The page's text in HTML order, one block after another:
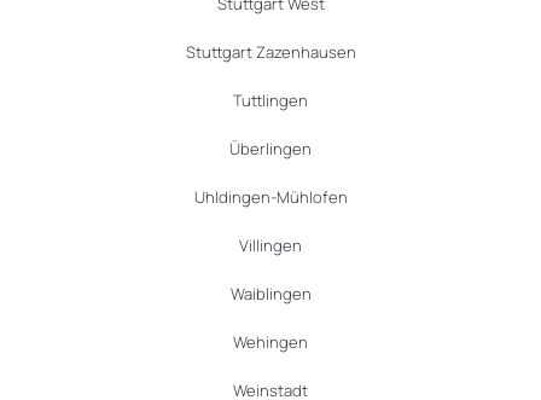
Stuttgart Zazenhausen
Tuttlingen
Überlingen
Uhldingen-Mühlofen
Villingen
Waiblingen
Wehingen
Weinstadt